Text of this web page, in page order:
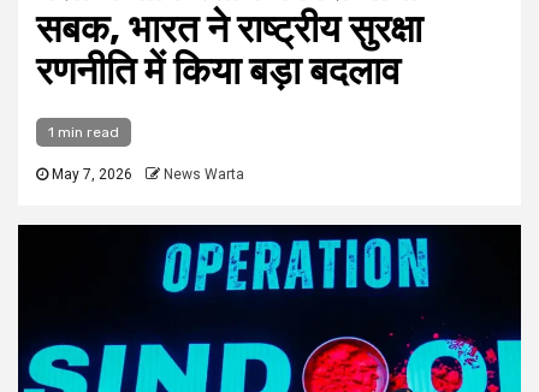
सबक, भारत ने राष्ट्रीय सुरक्षा
रणनीति में किया बड़ा बदलाव
1 min read
May 7, 2026 News Warta